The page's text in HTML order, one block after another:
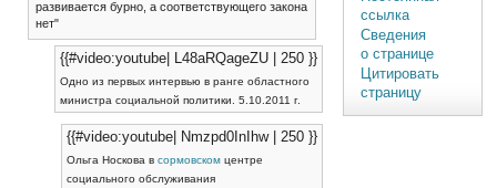
развивается бурно, а соответствующего закона
нет"
{{#video:youtube| L48aRQageZU | 250 }}
Одно из первых интервью в ранге областного
министра социальной политики. 5.10.2011 г.
{{#video:youtube| Nmzpd0InIhw | 250 }}
Ольга Носкова в сормовскомцентре
социального обслуживания
ссылка
Сведения
о странице
Цитировать
страницу